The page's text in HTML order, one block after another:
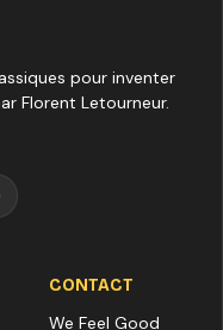
pour inventer
Florent Letourneur.
CONTACT
We Feel Good